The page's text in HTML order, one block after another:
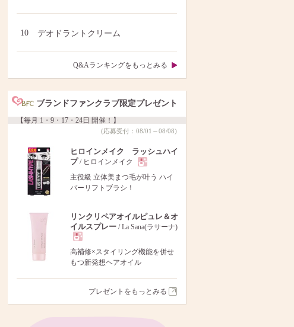
10 デオドラントクリーム
Q&Aランキングをもっとみる
ブランドファンクラブ限定プレゼント
【毎月 1・9・17・24日 開催！】
(応募受付：08/01～08/08)
ヒロインメイク ラッシュハイ
プ/ ヒロインメイク
現
主役級 立体美まつ毛が叶う ハイ
パーリフトブラシ！
リンクリペアオイルピュレ＆オ
イルスプレー / La Sana(ラサーナ)
現
品
高補修×スタイリング機能を併せ
もつ新発想ヘアオイル
プレゼントをもっとみる